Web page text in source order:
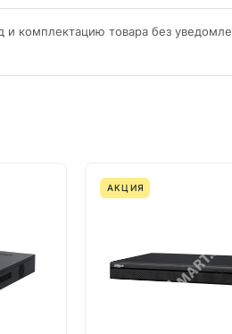
комплектацию товара без
АКЦИЯ